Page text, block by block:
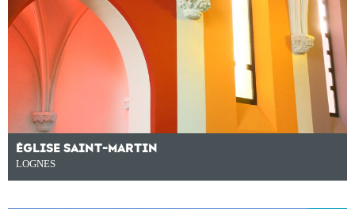
ÉGLISE SAINT-MARTIN
LOGNES